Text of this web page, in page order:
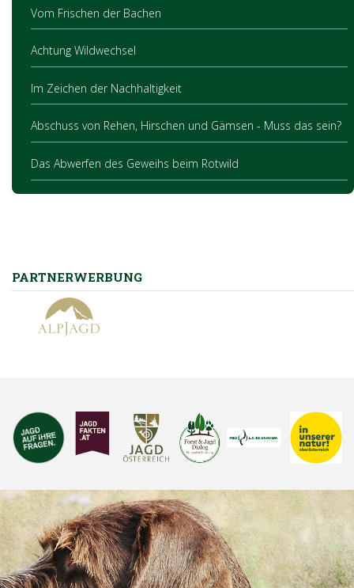
Vom Frischen der Bachen
Achtung Wildwechsel
Im Zeichen der Nachhaltigkeit
Abschuss von Rehen, Hirschen und Gämsen - Muss das sein?
Das Abwerfen des Geweihs beim Rotwild
PARTNERWERBUNG